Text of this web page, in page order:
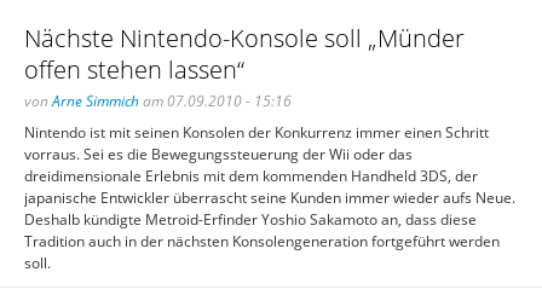
Nächste Nintendo-Konsole soll „Münder
offen stehen lassen“
vonArne Simmicham 07.09.2010 - 15:16
Nintendo ist mit seinen Konsolen der Konkurrenz immer einen Schritt
vorraus. Sei es die Bewegungssteuerung der Wii oder das
dreidimensionale Erlebnis mit dem kommenden Handheld 3DS, der
japanische Entwickler überrascht seine Kunden immer wieder aufs Neue.
Deshalb kündigte Metroid-Erfinder Yoshio Sakamoto an, dass diese
Tradition auch in der nächsten Konsolengeneration fortgeführt werden
soll.